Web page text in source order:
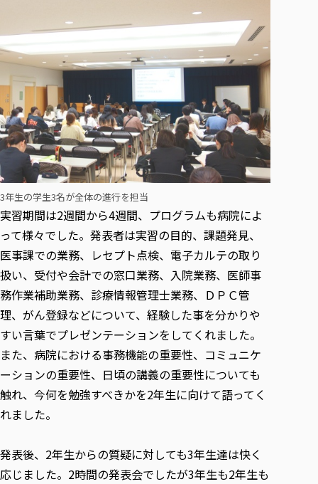
3年生の学生3名が全体の進行を担当
実習期間は2週間から4週間、プログラムも病院によ
って様々でした。発表者は実習の目的、課題発見、
医事課での業務、レセプト点検、電子カルテの取り
扱い、受付や会計での窓口業務、入院業務、医師事
務作業補助業務、診療情報管理士業務、ＤＰＣ管
理、がん登録などについて、経験した事を分かりや
すい言葉でプレゼンテーションをしてくれました。
また、病院における事務機能の重要性、コミュニケ
ーションの重要性、日頃の講義の重要性についても
触れ、今何を勉強すべきかを2年生に向けて語ってく
れました。
発表後、2年生からの質疑に対しても3年生達は快く
応じました。2時間の発表会でしたが3年生も2年生も